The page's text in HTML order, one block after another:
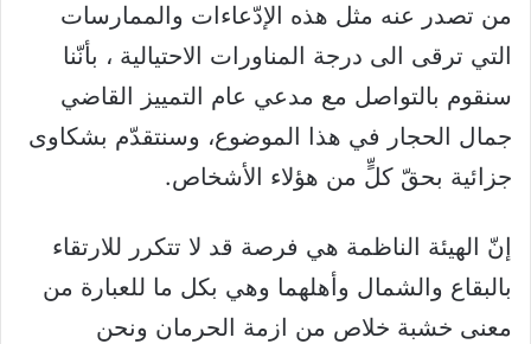
من تصدر عنه مثل هذه الإدّعاءات والممارسات
التي ترقى الى درجة المناورات الاحتيالية ، بأنّنا
سنقوم بالتواصل مع مدعي عام التمييز القاضي
جمال الحجار في هذا الموضوع، وسنتقدّم بشكاوى
جزائية بحقّ كلٍّ من هؤلاء الأشخاص.
إنّ الهيئة الناظمة هي فرصة قد لا تتكرر للارتقاء
بالبقاع والشمال وأهلهما وهي بكل ما للعبارة من
معنى خشبة خلاص من ازمة الحرمان ونحن